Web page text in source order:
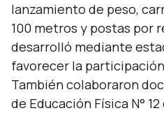
lanzamiento de peso,
100 metros y postas por
desarrolló mediante
favorecer la
También colaboraron
de Educación Física N°